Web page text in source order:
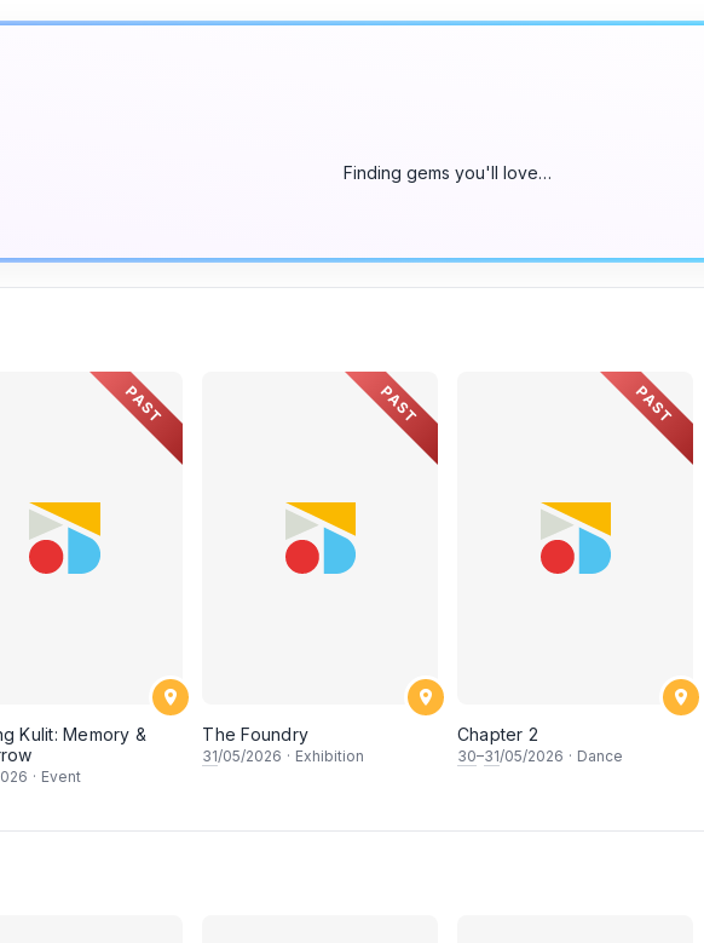
Finding gems you'll love…
PAST
Kulit: Memory &
· Event
PAST
The Foundry
31/05/2026 · Exhibition
PAST
Chapter 2
30–31/05/2026 · Dance